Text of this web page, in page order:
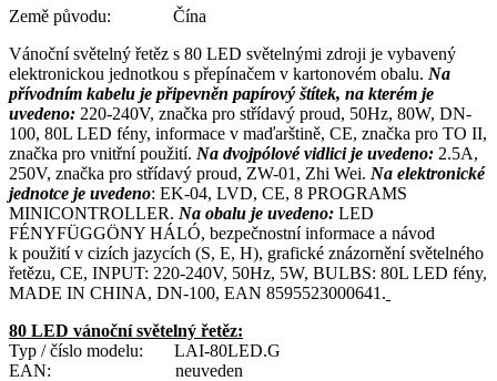
Země původu: Čína
Vánoční světelný řetěz s 80 LED světelnými zdroji je vybavený
elektronickou jednotkou s přepínačem v kartonovém obalu. Na
přívodním kabelu je připevněn papírový štítek, na kterém je
uvedeno: 220-240V, značka pro střídavý proud, 50Hz, 80W, DN-
100, 80L LED fény, informace v maďarštině, CE, značka pro TO II,
značka pro vnitřní použití. Na dvojpólové vidlici je uvedeno: 2.5A,
250V, značka pro střídavý proud, ZW-01, Zhi Wei. Na elektronické
jednotce je uvedeno: EK-04, LVD, CE, 8 PROGRAMS
MINICONTROLLER. Na obalu je uvedeno: LED
FÉNYFÜGGÖNY HÁLÓ, bezpečnostní informace a návod
k použití v cizích jazycích (S, E, H), grafické znázornění světelného
řetězu, CE, INPUT: 220-240V, 50Hz, 5W, BULBS: 80L LED fény,
MADE IN CHINA, DN-100, EAN 8595523000641.
80 LED vánoční světelný řetěz:
Typ / číslo modelu: LAI-80LED.G
EAN: neuveden